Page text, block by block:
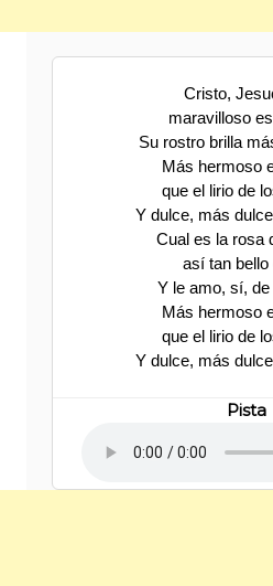
Cristo,
maravilloso
Su rostro brilla
Más hermoso
que el lirio de
Y dulce, más
Cual es la rosa
así tan bello
Y le amo, sí,
Más hermoso
que el lirio de
Y dulce, más
Pista